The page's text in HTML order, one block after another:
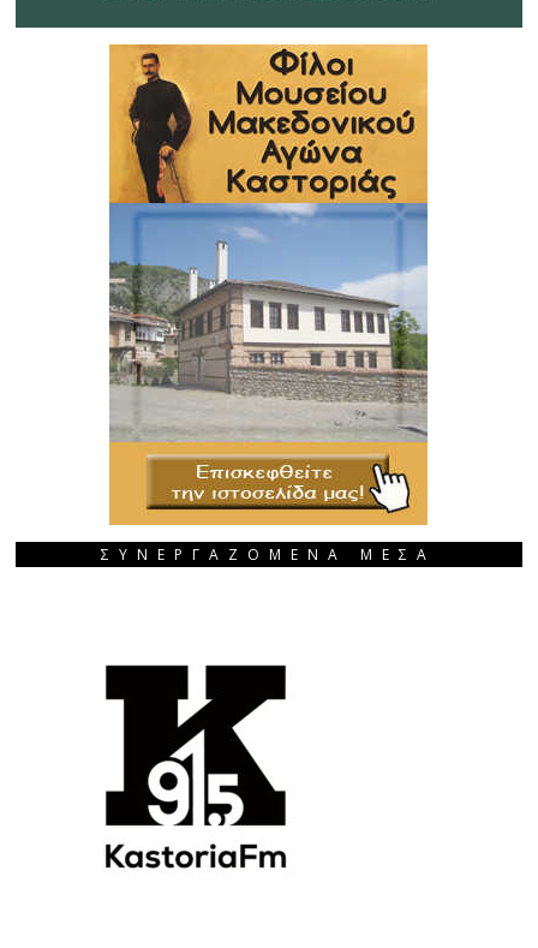
ΣΥΝΕΡΓΑΖΟΜΕΝΑ ΜΕΣΑ